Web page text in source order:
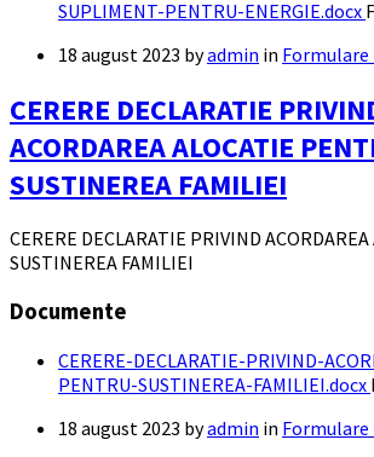
SUPLIMENT-PENTRU-ENERGIE.docx
18 august 2023 byadmin in
CERERE DECLARATIE
ACORDAREA ALOCATIE
SUSTINEREA FAMILIEI
CERERE DECLARATIE PRIVIND
SUSTINEREA FAMILIEI
Documente
CERERE-DECLARATIE-PRIVIND-
PENTRU-SUSTINEREA-FAMILIEI.docx
18 august 2023 byadmin in